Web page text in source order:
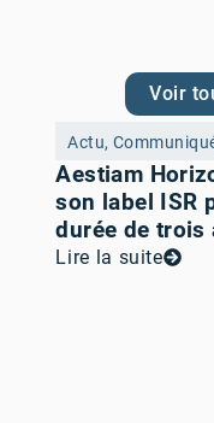
Voir
Actu,
Aestiam
son label ISR
durée de trois
Lire la suite